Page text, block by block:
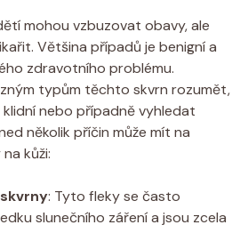
mohou vzbuzovat obavy, ale
Většina případů je benigní a
zdravotního problému.
typům těchto skvrn rozumět,
nebo případně vyhledat
několik příčin může mít na
kůži:
: Tyto fleky se často
slunečního záření a jsou zcela